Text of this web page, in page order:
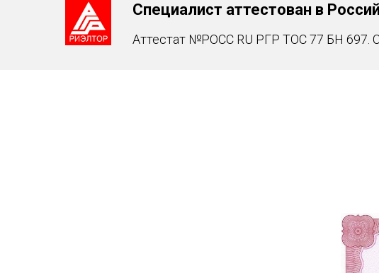
Специалист аттестован в
Аттестат №РОСС RU РГР ТОС 77 БН 697.